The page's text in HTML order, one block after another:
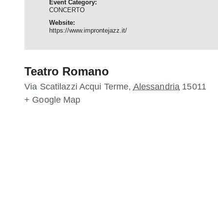
Event Category:
CONCERTO
Website:
https://www.improntejazz.it/
Teatro Romano
Via Scatilazzi Acqui Terme, Alessandria 15011
+ Google Map